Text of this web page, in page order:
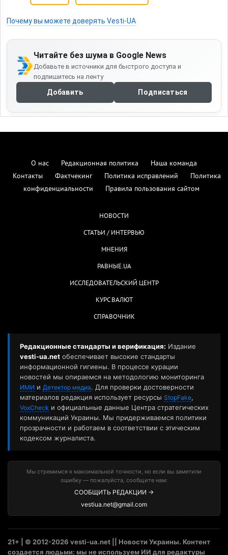
Почему вы можете доверять Vesti-UA
Читайте без шума в Google News
Добавьте в источники для быстрого доступа и
подпишитесь на ленту
Добавить Подписаться
О нас Редакционная политика
Наша команда
Контакты
Фактчекинг Политика исправлений
Политика
конфиденциальности
Правила пользования сайтом
НОВОСТИ
СТАТЬИ / ИНТЕРВЬЮ
МНЕНИЯ
РАВНЫЕ.UA
ИССЛЕДОВАТЕЛЬСКИЙ ЦЕНТР
КУРС ВАЛЮТ
СПРАВОЧНИК
Редакционные стандарты и верификация: Издание
vesti-ua.net обеспечивает высокие стандарты
информационной гигиены. В процессе курации
новостей мы опираемся на методологию мониторинга
ИМИ и Детектор медиа. Для проверки достоверности
материалов редакция использует ресурсы StopFake,
VoxCheck и официальные данные Центра стратегических
коммуникаций Украины. Мы придерживаемся политики
прозрачности и работаем в соответствии с этическим
кодексом журналиста.
Мы стремимся к максимальной точности, но если вы заметили
ошибку — пожалуйста, сообщите нам:
СООБЩИТЬ РЕДАКЦИИ →
vestiua.net@gmail.com
21+ | © 2012-2026 vesti-ua.net || Новости Украины. Контент
создается людьми: мы не используем ИИ для редактуры